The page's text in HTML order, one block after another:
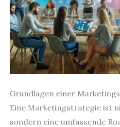
Grundlagen einer
Eine Marketingstrategie ist
sondern eine umfassende